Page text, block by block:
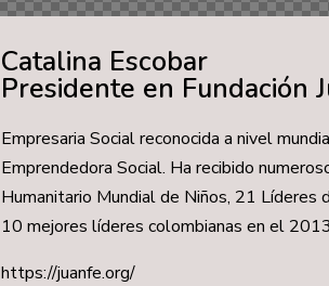
Catalina Escobar
Presidente en Fundación
Empresaria Social reconocida a nivel
Emprendedora Social. Ha recibido
Humanitario Mundial de Niños, 21 Líderes
10 mejores líderes colombianas en el
https://juanfe.org/